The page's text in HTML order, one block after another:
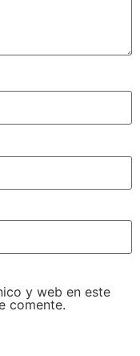
y web en este
comente.